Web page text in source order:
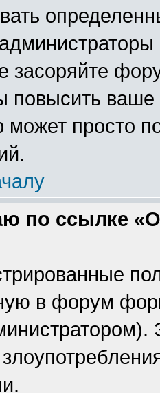
засоряйте
повысить
может просто
по ссылке
в форум